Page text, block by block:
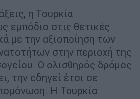
η Τουρκία
εμπόδιο στις θετικές
με την αξιοποίηση των
στην περιοχή της
Ο ολισθηρός δρόμος
την οδηγεί έτσι σε
Η Τουρκία